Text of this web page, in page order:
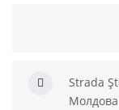
Strada
Молдова